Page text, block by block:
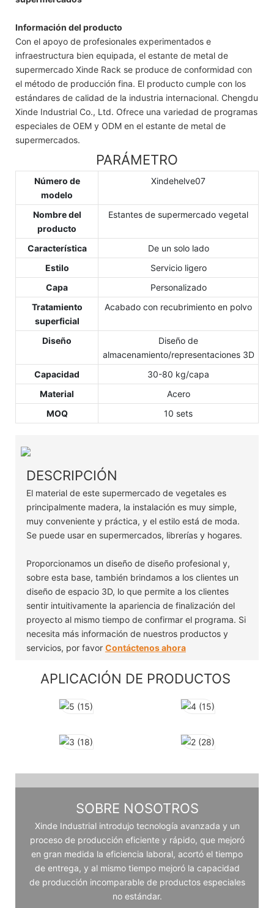
Información del producto
Con el apoyo de profesionales experimentados e
infraestructura bien equipada, el estante de metal de
supermercado Xinde Rack se produce de conformidad con
el método de producción fina. El producto cumple con los
estándares de calidad de la industria internacional. Chengdu
Xinde Industrial Co., Ltd. Ofrece una variedad de programas
especiales de OEM y ODM en el estante de metal de
supermercados.
PARÁMETRO
Número de
modelo
Xindehelve07
Nombre del
producto
Estantes de supermercado vegetal
Característica
De un solo lado
Estilo
Servicio ligero
Capa
Personalizado
Tratamiento
superficial
Acabado con recubrimiento en polvo
Diseño
Diseño de
almacenamiento/representaciones 3D
Capacidad
30-80 kg/capa
Material
Acero
MOQ
10 sets
DESCRIPCIÓN
El material de este supermercado de vegetales es
principalmente madera, la instalación es muy simple,
muy conveniente y práctica, y el estilo está de moda.
Se puede usar en supermercados, librerías y hogares.
Proporcionamos un diseño de diseño profesional y,
sobre esta base, también brindamos a los clientes un
diseño de espacio 3D, lo que permite a los clientes
sentir intuitivamente la apariencia de finalización del
proyecto al mismo tiempo de confirmar el programa. Si
necesita más información de nuestros productos y
servicios, por favor Contáctenos ahora
APLICACIÓN DE PRODUCTOS
SOBRE NOSOTROS
Xinde Industrial introdujo tecnología avanzada y un
proceso de producción eficiente y rápido, que mejoró
en gran medida la eficiencia laboral, acortó el tiempo
de entrega, y al mismo tiempo mejoró la capacidad
de producción incomparable de productos especiales
no estándar.